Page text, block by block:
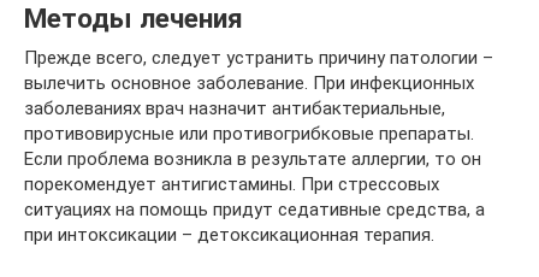
Методы лечения
Прежде всего, следует устранить причину патологии –
вылечить основное заболевание. При инфекционных
заболеваниях врач назначит антибактериальные,
противовирусные или противогрибковые препараты.
Если проблема возникла в результате аллергии, то он
порекомендует антигистамины. При стрессовых
ситуациях на помощь придут седативные средства, а
при интоксикации – детоксикационная терапия.